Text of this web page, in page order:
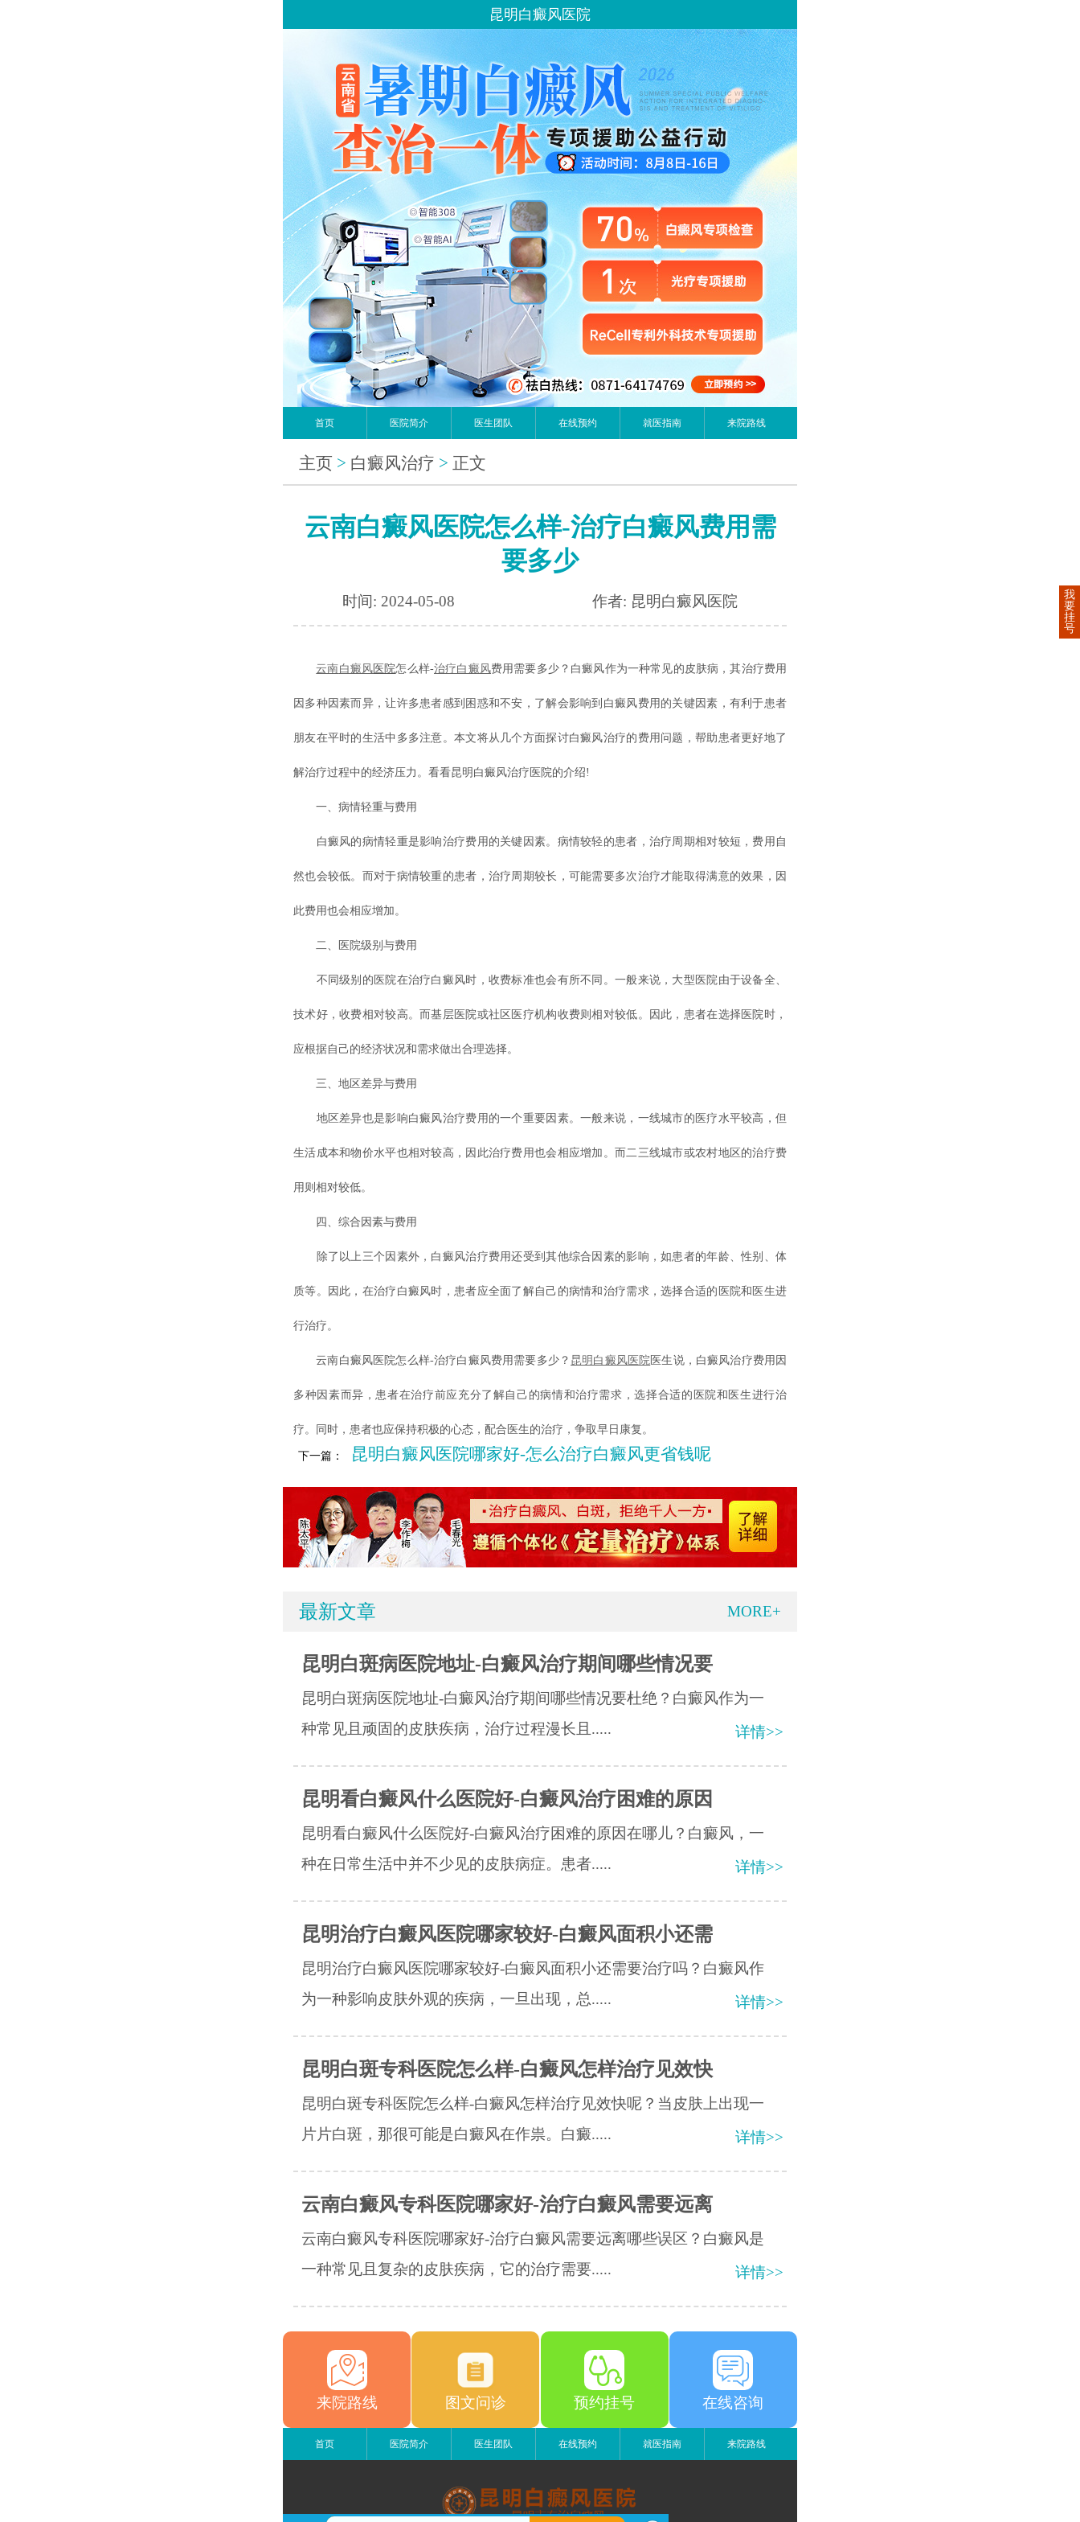
昆明白癜风医院
首页 医院简介 医生团队 在线预约 就医指南 来院路线
主页 > 白癜风治疗 > 正文
云南白癜风医院怎么样-治疗白癜风费用需
要多少
时间: 2024-05-08 作者: 昆明白癜风医院
云南白癜风 医院怎么样-治疗白癜风费用需要多少？白癜风作为一种常见的皮肤病，其治疗费用
因多种因素而异，让许多患者感到困惑和不安，了解会影响到白癜风费用的关键因素，有利于患者
朋友在平时的生活中多多注意。本文将从几个方面探讨白癜风治疗的费用问题，帮助患者更好地了
解治疗过程中的经济压力。看看昆明白癜风治疗医院的介绍!
一、病情轻重与费用
白癜风的病情轻重是影响治疗费用的关键因素。病情较轻的患者，治疗周期相对较短，费用自
然也会较低。而对于病情较重的患者，治疗周期较长，可能需要多次治疗才能取得满意的效果，因
此费用也会相应增加。
二、医院级别与费用
不同级别的医院在治疗白癜风时，收费标准也会有所不同。一般来说，大型医院由于设备全、
技术好，收费相对较高。而基层医院或社区医疗机构收费则相对较低。因此，患者在选择医院时，
应根据自己的经济状况和需求做出合理选择。
三、地区差异与费用
地区差异也是影响白癜风治疗费用的一个重要因素。一般来说，一线城市的医疗水平较高，但
生活成本和物价水平也相对较高，因此治疗费用也会相应增加。而二三线城市或农村地区的治疗费
用则相对较低。
四、综合因素与费用
除了以上三个因素外，白癜风治疗费用还受到其他综合因素的影响，如患者的年龄、性别、体
质等。因此，在治疗白癜风时，患者应全面了解自己的病情和治疗需求，选择合适的医院和医生进
行治疗。
云南白癜风医院怎么样-治疗白癜风费用需要多少？ 昆明白癜风医院 医生说，白癜风治疗费用因
多种因素而异，患者在治疗前应充分了解自己的病情和治疗需求，选择合适的医院和医生进行治
疗。同时，患者也应保持积极的心态，配合医生的治疗，争取早日康复。
下一篇： 昆明白癜风医院哪家好-怎么治疗白癜风更省钱呢
最新文章 MORE+
昆明白斑病医院地址-白癜风治疗期间哪些情况要
昆明白斑病医院地址-白癜风治疗期间哪些情况要杜绝？白癜风作为一
种常见且顽固的皮肤疾病，治疗过程漫长且.....
详情>>
昆明看白癜风什么医院好-白癜风治疗困难的原因
昆明看白癜风什么医院好-白癜风治疗困难的原因在哪儿？白癜风，一
种在日常生活中并不少见的皮肤病症。患者.....
详情>>
昆明治疗白癜风医院哪家较好-白癜风面积小还需
昆明治疗白癜风医院哪家较好-白癜风面积小还需要治疗吗？白癜风作
为一种影响皮肤外观的疾病，一旦出现，总.....
详情>>
昆明白斑专科医院怎么样-白癜风怎样治疗见效快
昆明白斑专科医院怎么样-白癜风怎样治疗见效快呢？当皮肤上出现一
片片白斑，那很可能是白癜风在作祟。白癜.....
详情>>
云南白癜风专科医院哪家好-治疗白癜风需要远离
云南白癜风专科医院哪家好-治疗白癜风需要远离哪些误区？白癜风是
一种常见且复杂的皮肤疾病，它的治疗需要.....
详情>>
来院路线 图文问诊 预约挂号 在线咨询
首页 医院简介 医生团队 在线预约 就医指南 来院路线
我
要
挂
号